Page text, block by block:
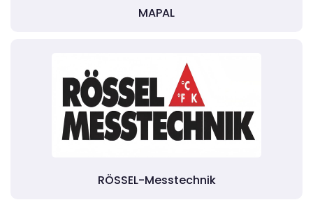
MAPAL
RÖSSEL-Messtechnik